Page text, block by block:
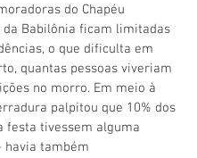
do Chapéu
da Babilônia ficam limitadas
o que dificulta em
quantas pessoas viveriam
no morro. Em meio à
palpitou que 10% dos
festa tivessem alguma
havia também